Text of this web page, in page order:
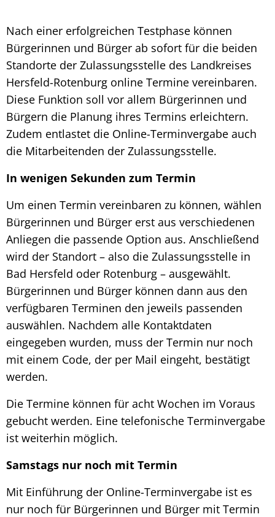
Nach einer erfolgreichen Testphase können
Bürgerinnen und Bürger ab sofort für die beiden
Standorte der Zulassungsstelle des Landkreises
Hersfeld-Rotenburg online Termine vereinbaren.
Diese Funktion soll vor allem Bürgerinnen und
Bürgern die Planung ihres Termins erleichtern.
Zudem entlastet die Online-Terminvergabe auch
die Mitarbeitenden der Zulassungsstelle.
In wenigen Sekunden zum Termin
Um einen Termin vereinbaren zu können, wählen
Bürgerinnen und Bürger erst aus verschiedenen
Anliegen die passende Option aus. Anschließend
wird der Standort – also die Zulassungsstelle in
Bad Hersfeld oder Rotenburg – ausgewählt.
Bürgerinnen und Bürger können dann aus den
verfügbaren Terminen den jeweils passenden
auswählen. Nachdem alle Kontaktdaten
eingegeben wurden, muss der Termin nur noch
mit einem Code, der per Mail eingeht, bestätigt
werden.
Die Termine können für acht Wochen im Voraus
gebucht werden. Eine telefonische Terminvergabe
ist weiterhin möglich.
Samstags nur noch mit Termin
Mit Einführung der Online-Terminvergabe ist es
nur noch für Bürgerinnen und Bürger mit Termin